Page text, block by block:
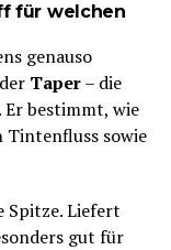
für welchen
genauso
Taper– die
Er bestimmt, wie
Tintenfluss sowie
Spitze. Liefert
gut für